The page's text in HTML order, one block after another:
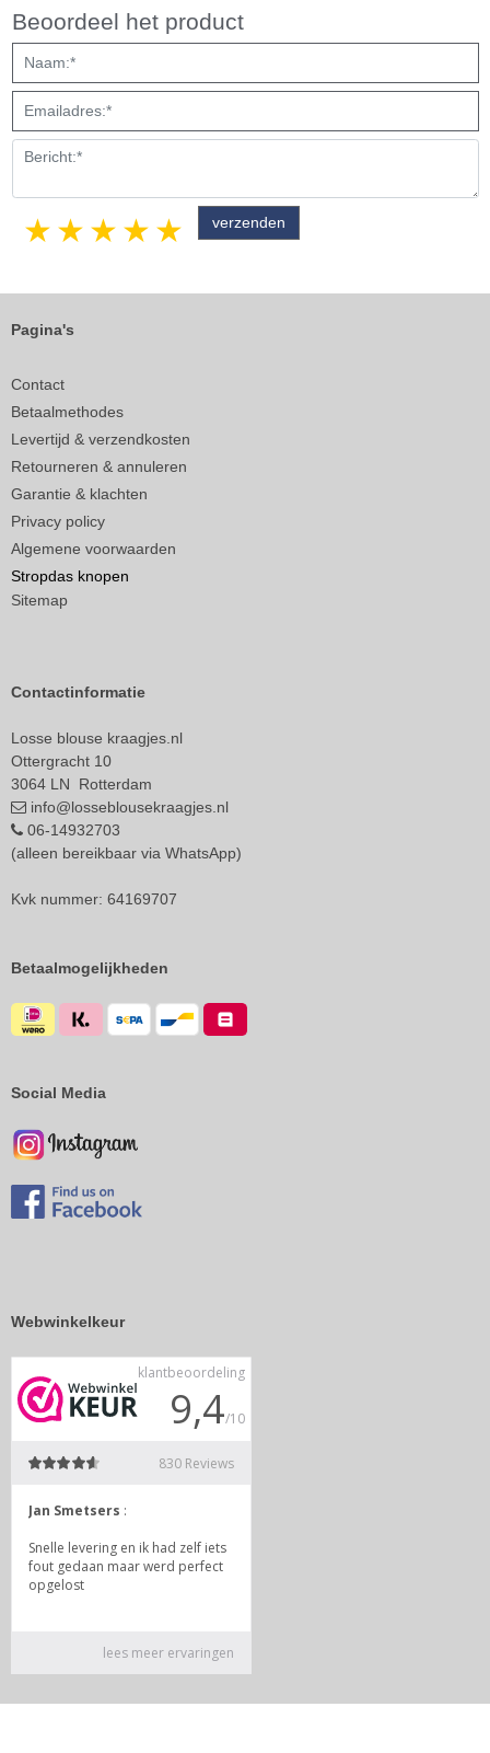
Beoordeel het product
5 stars
4 stars
3 stars
2 stars
1 star
Pagina's
Contact
Betaalmethodes
Levertijd & verzendkosten
Retourneren & annuleren
Garantie & klachten
Privacy policy
Algemene voorwaarden
Stropdas knopen
Sitemap
Contactinformatie
Losse blouse kraagjes.nl
Ottergracht 10
3064 LN Rotterdam
info@losseblousekraagjes.nl
06-14932703
(alleen bereikbaar via WhatsApp)
Kvk nummer: 64169707
Betaalmogelijkheden
Social Media
Webwinkelkeur